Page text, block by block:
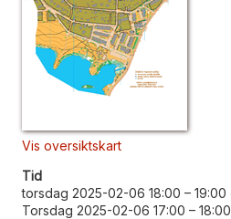
Vis oversiktskart
Tid
torsdag 2025-02-06 18:00 – 19:00
Torsdag 2025-02-06 17:00 – 18:00